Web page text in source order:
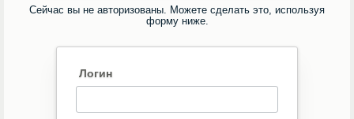
Сейчас вы не авторизованы. Можете сделать это, используя
форму ниже.
Логин